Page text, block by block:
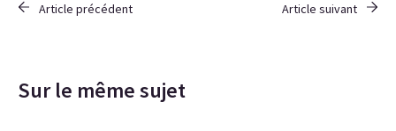
Article précédent Article suivant
Sur le même sujet